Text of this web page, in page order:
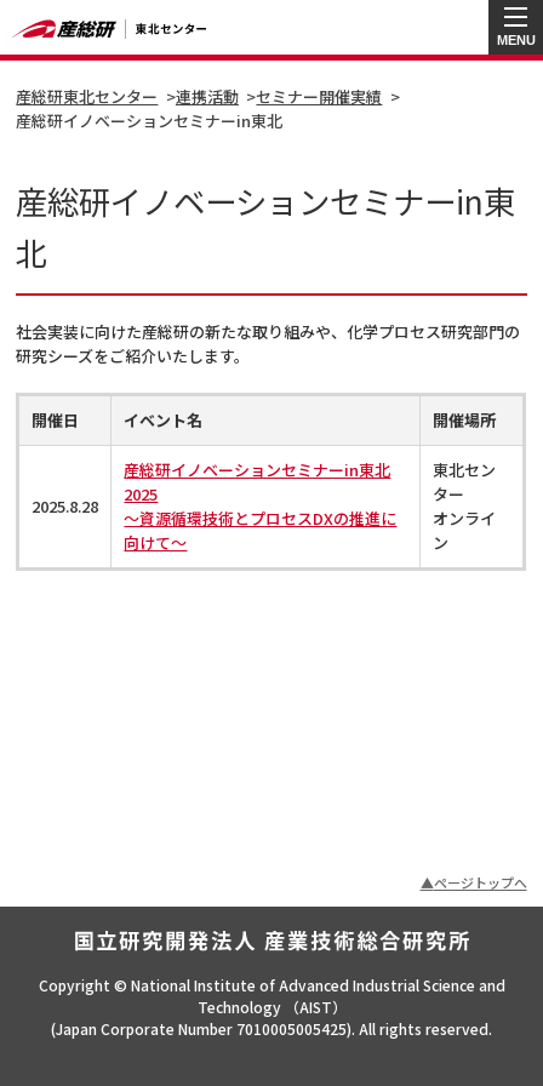
MENU
産総研東北センター 連携活動
セミナー開催実績
産総研イノベーションセミナーin東北
産総研イノベーションセミナーin東
北
社会実装に向けた産総研の新たな取り組みや、化学プロセス研究部門の
研究シーズをご紹介いたします。
開催日 イベント名 開催場所
2025.8.28
産総研イノベーションセミナーin東北
2025
～資源循環技術とプロセスDXの推進に
向けて～
東北セン
ター
オンライ
ン
ページトップへ
Copyright © National Institute of Advanced Industrial Science and
Technology （AIST）
(Japan Corporate Number 7010005005425). All rights reserved.